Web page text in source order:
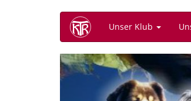
Unser Klub
Previous